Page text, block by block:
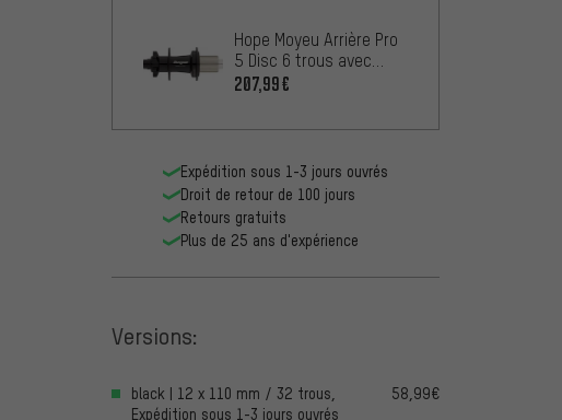
Hope Moyeu Arrière Pro
5 Disc 6 trous avec
Roue Libre en Acier
207,99€
Expédition sous 1-3 jours ouvrés
Droit de retour de 100 jours
Retours gratuits
Plus de 25 ans d'expérience
Versions:
black | 12 x 110 mm / 32 trous,
Expédition sous 1-3 jours ouvrés
58,99€